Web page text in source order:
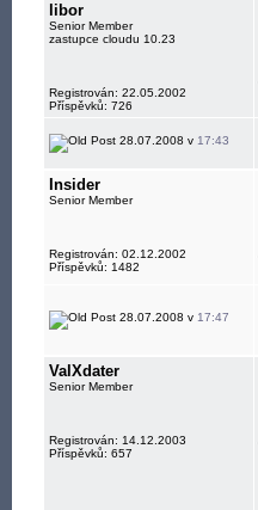
libor
Senior Member
zastupce cloudu 10.23
Registrován: 22.05.2002
Příspěvků: 726
28.07.2008 v 17:43
Insider
Senior Member
Registrován: 02.12.2002
Příspěvků: 1482
28.07.2008 v 17:47
ValXdater
Senior Member
Registrován: 14.12.2003
Příspěvků: 657